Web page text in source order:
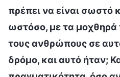
πρέπει να είναι σωστό
ωστόσο, με τα μοχθηρά
τους ανθρώπους σε
δρόμο, και αυτό ήταν;